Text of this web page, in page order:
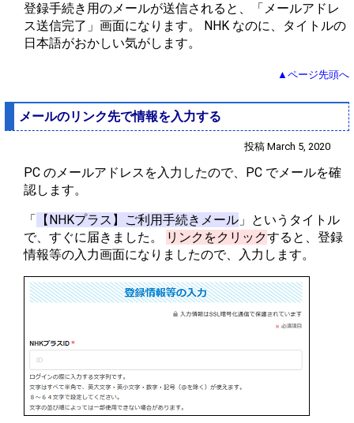
登録手続き用のメールが送信されると、「メールアドレ
ス送信完了」画面になります。 NHK なのに、タイトルの
日本語がおかしい気がします。
▲ページ先頭へ
メールのリンク先で情報を入力する
投稿 March 5, 2020
PC のメールアドレスを入力したので、PC でメールを確
認します。
「 【NHKプラス】ご利用手続きメール 」というタイトル
で、すぐに届きました。
リンクをクリックすると、登録
情報等の入力画面になりましたので、入力します。